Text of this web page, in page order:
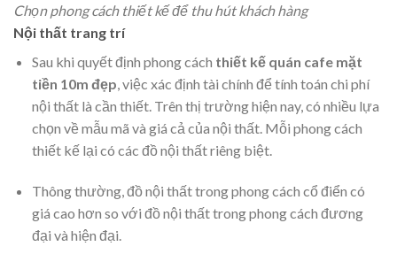
Chọn phong cách thiết kế để thu hút khách hàng
Nội thất trang trí
Sau khi quyết định phong cách thiết kế quán cafe mặt
tiền 10m đẹp, việc xác định tài chính để tính toán chi phí
nội thất là cần thiết. Trên thị trường hiện nay, có nhiều lựa
chọn về mẫu mã và giá cả của nội thất. Mỗi phong cách
thiết kế lại có các đồ nội thất riêng biệt.
Thông thường, đồ nội thất trong phong cách cổ điển có
giá cao hơn so với đồ nội thất trong phong cách đương
đại và hiện đại.